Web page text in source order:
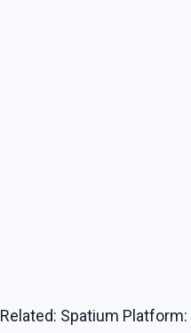
Related: Spatium Platform: